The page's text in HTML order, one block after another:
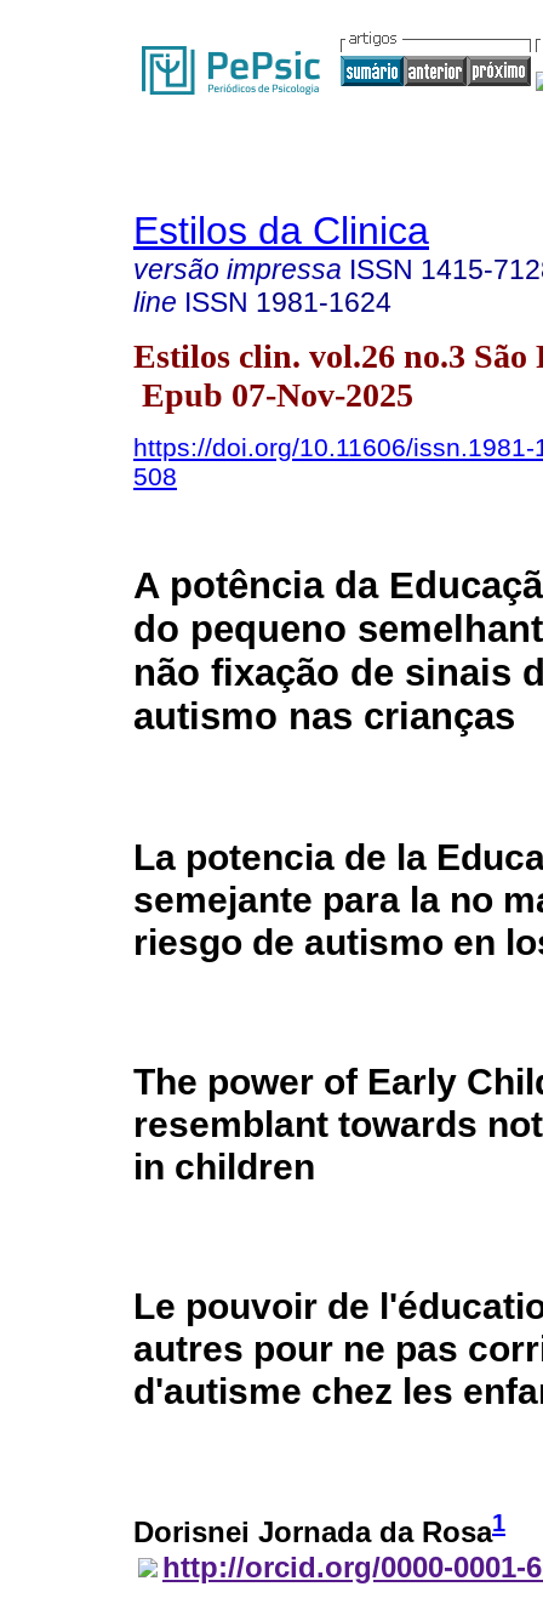
Estilos da Clinica
versão impressa ISSN 1415-
line ISSN 1981-1624
Estilos clin. vol.26 no.3 São
Epub 07-Nov-2025
https://doi.org/10.11606/
508
A potência da
do pequeno
não fixação de sinais
autismo nas crianças
La potencia de la
semejante para la no
riesgo de autismo en
The power of Early
resemblant towards
in children
Le pouvoir de
autres pour ne pas
d'autisme chez les
Dorisnei Jornada da Rosa1
http://orcid.org/0000-0001-